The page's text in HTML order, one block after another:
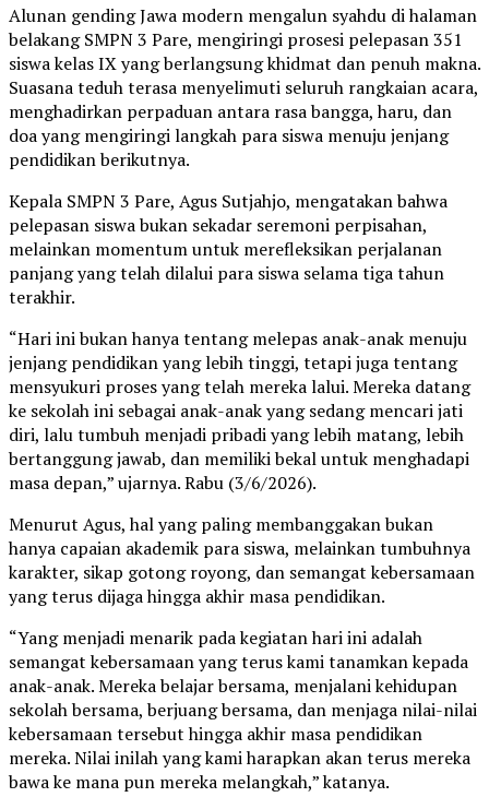
Alunan gending Jawa modern mengalun syahdu di halaman
belakang SMPN 3 Pare, mengiringi prosesi pelepasan 351
siswa kelas IX yang berlangsung khidmat dan penuh makna.
Suasana teduh terasa menyelimuti seluruh rangkaian acara,
menghadirkan perpaduan antara rasa bangga, haru, dan
doa yang mengiringi langkah para siswa menuju jenjang
pendidikan berikutnya.
Kepala SMPN 3 Pare, Agus Sutjahjo, mengatakan bahwa
pelepasan siswa bukan sekadar seremoni perpisahan,
melainkan momentum untuk merefleksikan perjalanan
panjang yang telah dilalui para siswa selama tiga tahun
terakhir.
“Hari ini bukan hanya tentang melepas anak-anak menuju
jenjang pendidikan yang lebih tinggi, tetapi juga tentang
mensyukuri proses yang telah mereka lalui. Mereka datang
ke sekolah ini sebagai anak-anak yang sedang mencari jati
diri, lalu tumbuh menjadi pribadi yang lebih matang, lebih
bertanggung jawab, dan memiliki bekal untuk menghadapi
masa depan,” ujarnya. Rabu (3/6/2026).
Menurut Agus, hal yang paling membanggakan bukan
hanya capaian akademik para siswa, melainkan tumbuhnya
karakter, sikap gotong royong, dan semangat kebersamaan
yang terus dijaga hingga akhir masa pendidikan.
“Yang menjadi menarik pada kegiatan hari ini adalah
semangat kebersamaan yang terus kami tanamkan kepada
anak-anak. Mereka belajar bersama, menjalani kehidupan
sekolah bersama, berjuang bersama, dan menjaga nilai-nilai
kebersamaan tersebut hingga akhir masa pendidikan
mereka. Nilai inilah yang kami harapkan akan terus mereka
bawa ke mana pun mereka melangkah,” katanya.